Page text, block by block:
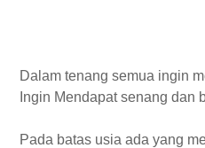
Dalam tenang semua ingin
Ingin Mendapat senang dan
Pada batas usia ada yang